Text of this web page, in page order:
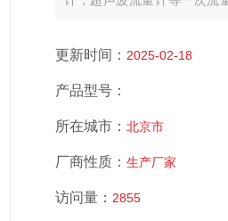
更新时间： 2025-02-18
产品型号：
所在城市： 北京市
厂商性质： 生产厂家
访问量： 2855